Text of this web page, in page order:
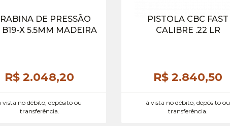
DE PRESSÃO
B19-X 5.5MM MADEIRA
R$ 2.048,20
vista no débito, depósito ou
transferência.
PISTOLA CBC FAST
CALIBRE .22 LR
R$ 2.840,50
à vista no débito, depósito ou
transferência.